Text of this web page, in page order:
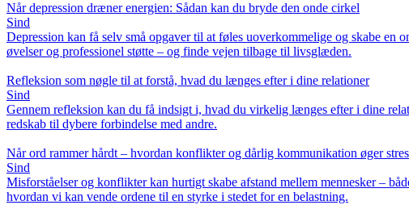
Når depression dræner energien: Sådan kan du bryde den onde cirkel
Sind
Depression kan få selv små opgaver til at føles uoverkommelige og skabe
øvelser og professionel støtte – og finde vejen tilbage til livsglæden.
Refleksion som nøgle til at forstå, hvad du længes efter i dine relationer
Sind
Gennem refleksion kan du få indsigt i, hvad du virkelig længes efter i dine
redskab til dybere forbindelse med andre.
Når ord rammer hårdt – hvordan konflikter og dårlig kommunikation øger
Sind
Misforståelser og konflikter kan hurtigt skabe afstand mellem mennesker –
hvordan vi kan vende ordene til en styrke i stedet for en belastning.